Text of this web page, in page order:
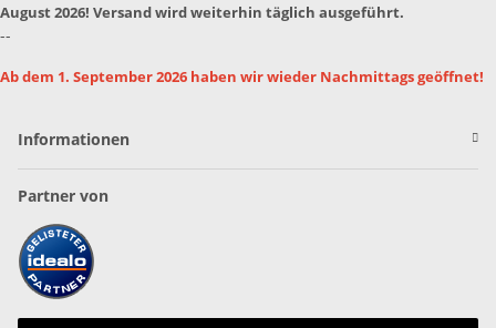
August 2026! Versand wird weiterhin täglich ausgeführt.
--
Ab dem 1. September 2026 haben wir wieder Nachmittags geöffnet!
Informationen
Partner von